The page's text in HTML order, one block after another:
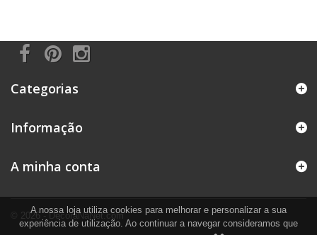
Categorias
Informação
© 2026 - DecoraNaNet.com
A minha conta
A nossa loja utiliza cookies para melhorar e personalizar a sua
experiência de utilização. Ao continuar a navegar consideramos que